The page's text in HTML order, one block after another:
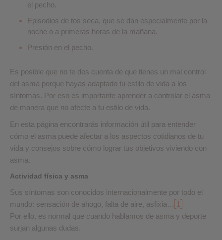
el pecho.
Episodios de tos seca, que se dan especialmente por la
noche o a primeras horas de la mañana.
Presión en el pecho.
Es posible que no te des cuenta de que tienes un mal control
del asma porque hayas adaptado tu estilo de vida a los
síntomas. Por eso es importante aprender a controlar el asma
de manera que no afecte a tu estilo de vida.
En esta página encontrarás información útil para entender
cómo el asma puede afectar a los aspectos cotidianos de tu
vida y consejos sobre cómo lograr tus objetivos viviendo con
asma.
Actividad física y asma
Sus síntomas son conocidos internacionalmente por todo el
mundo: sensación de ahogo, falta de aire, asfixia… 1
Por ello, es normal que cuando hablamos de asma y deporte
surjan algunas dudas.